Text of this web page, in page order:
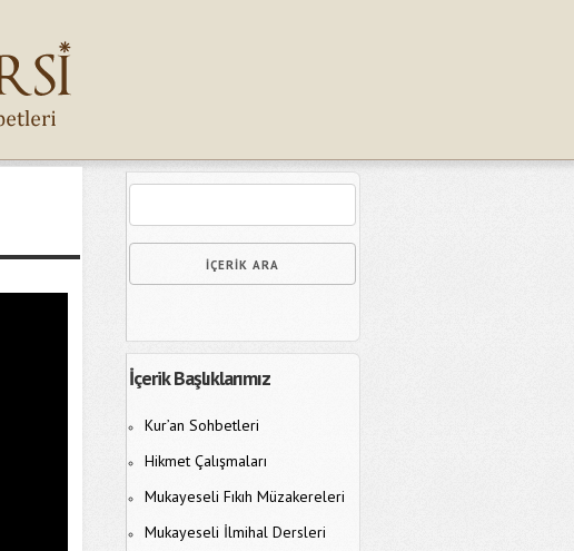
İçerik Başlıklarımız
Kur’an Sohbetleri
Hikmet Çalışmaları
Mukayeseli Fıkıh Müzakereleri
Mukayeseli İlmihal Dersleri